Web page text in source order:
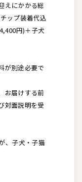
えにかかる総
ップ装着代込
円)＋子犬
が別途必要で
お届けする前
対面説明を受
、子犬・子猫